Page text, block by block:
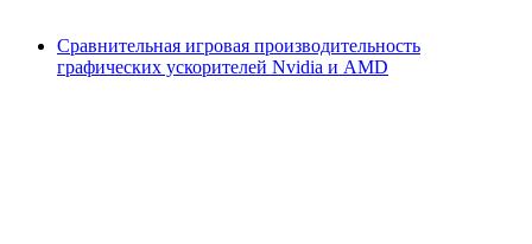
Сравнительная игровая производительность
графических ускорителей Nvidia и AMD